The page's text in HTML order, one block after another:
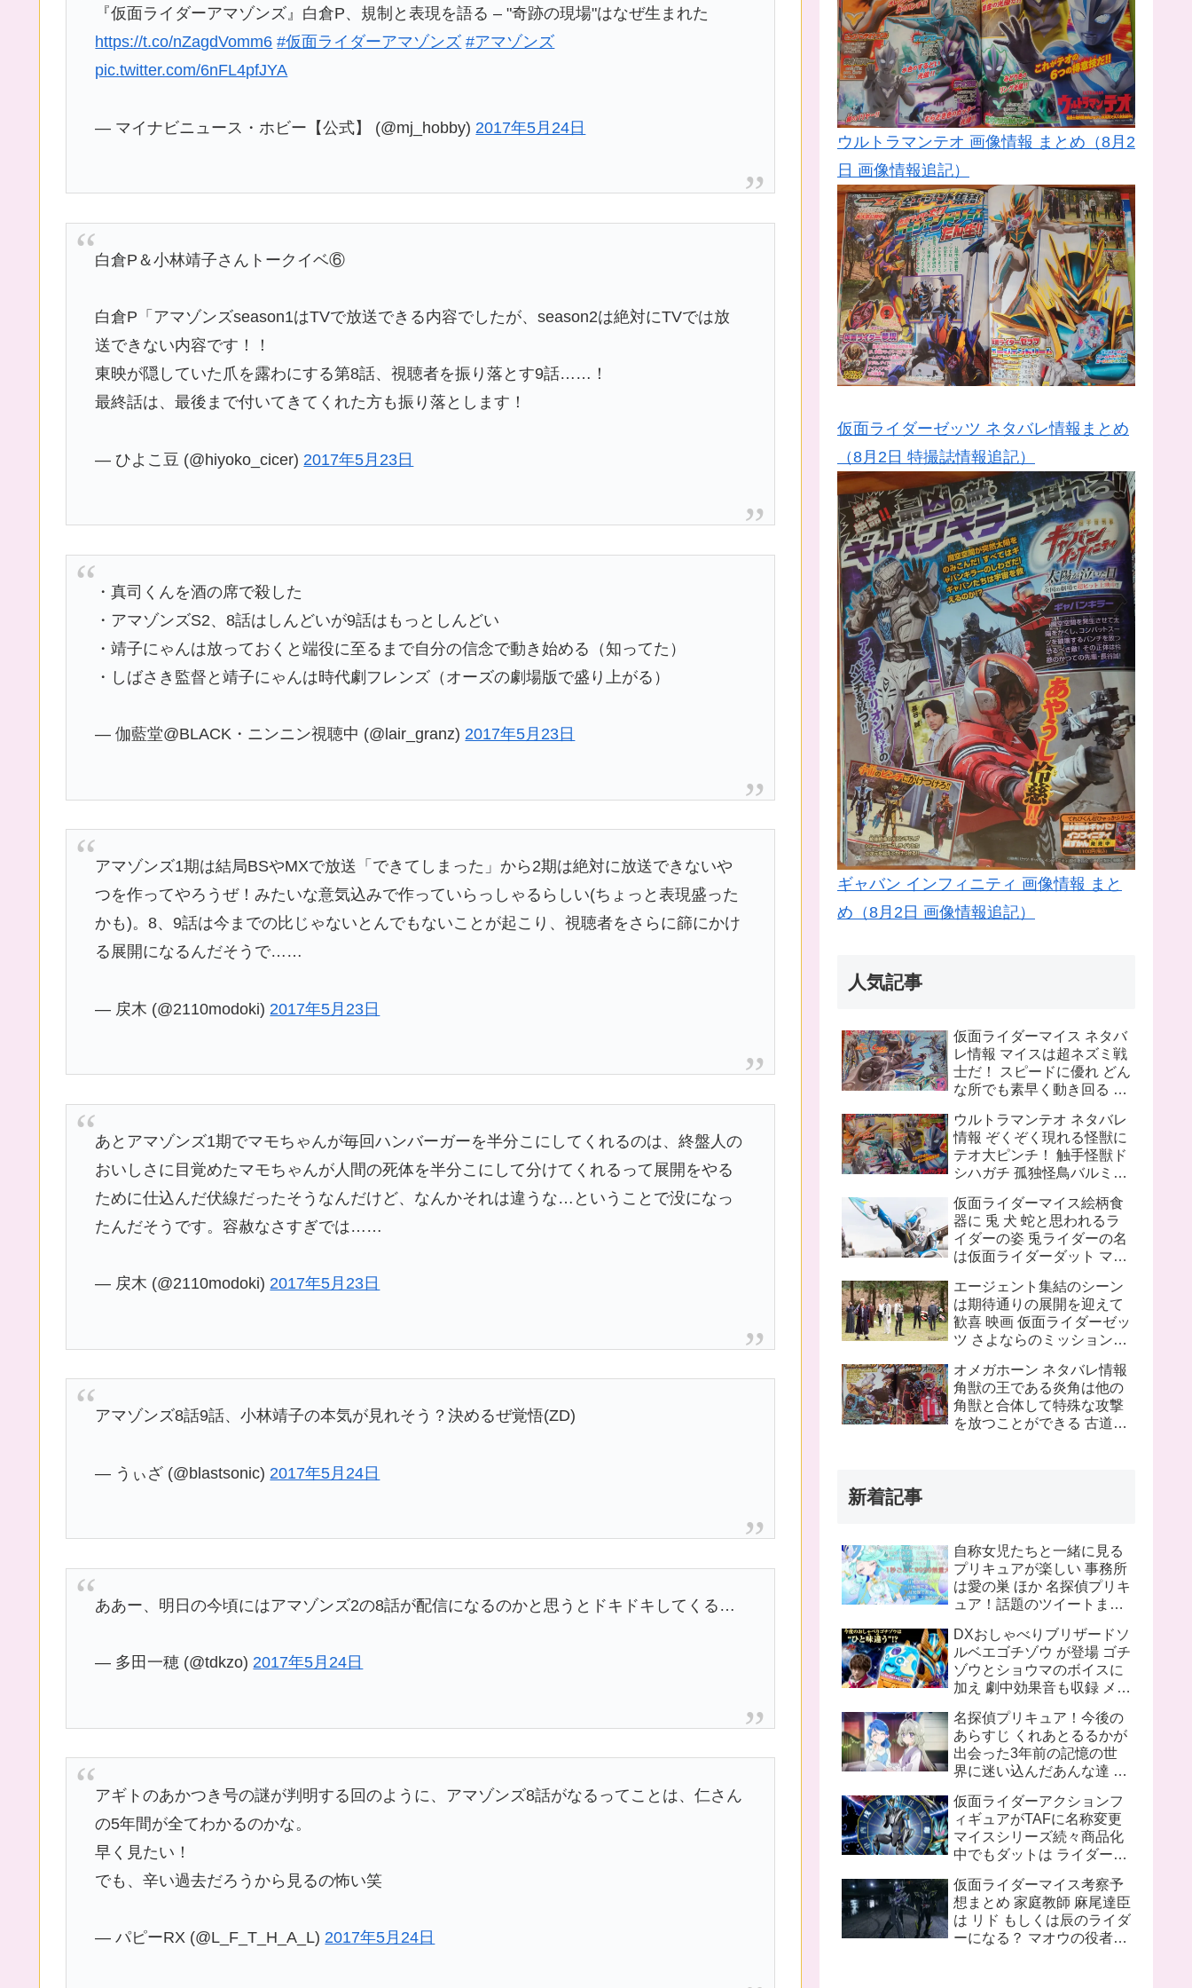
『仮面ライダーアマゾンズ』白倉P、規制と表現を語る – "奇跡の現場"はなぜ生まれた
https://t.co/nZagdVomm6 #仮面ライダーアマゾンズ #アマゾンズ
pic.twitter.com/6nFL4pfJYA
— マイナビニュース・ホビー【公式】 (@mj_hobby) 2017年5月24日
白倉P＆小林靖子さんトークイベ⑥
白倉P「アマゾンズseason1はTVで放送できる内容でしたが、season2は絶対にTVでは放
送できない内容です！！
東映が隠していた爪を露わにする第8話、視聴者を振り落とす9話……！
最終話は、最後まで付いてきてくれた方も振り落とします！
— ひよこ豆 (@hiyoko_cicer) 2017年5月23日
・真司くんを酒の席で殺した
・アマゾンズS2、8話はしんどいが9話はもっとしんどい
・靖子にゃんは放っておくと端役に至るまで自分の信念で動き始める（知ってた）
・しばさき監督と靖子にゃんは時代劇フレンズ（オーズの劇場版で盛り上がる）
— 伽藍堂@BLACK・ニンニン視聴中 (@lair_granz) 2017年5月23日
アマゾンズ1期は結局BSやMXで放送「できてしまった」から2期は絶対に放送できないや
つを作ってやろうぜ！みたいな意気込みで作っていらっしゃるらしい(ちょっと表現盛った
かも)。8、9話は今までの比じゃないとんでもないことが起こり、視聴者をさらに篩にかけ
る展開になるんだそうで……
— 戻木 (@2110modoki) 2017年5月23日
あとアマゾンズ1期でマモちゃんが毎回ハンバーガーを半分こにしてくれるのは、終盤人の
おいしさに目覚めたマモちゃんが人間の死体を半分こにして分けてくれるって展開をやる
ために仕込んだ伏線だったそうなんだけど、なんかそれは違うな…ということで没になっ
たんだそうです。容赦なさすぎでは……
— 戻木 (@2110modoki) 2017年5月23日
アマゾンズ8話9話、小林靖子の本気が見れそう？決めるぜ覚悟(ZD)
— うぃざ (@blastsonic) 2017年5月24日
ああー、明日の今頃にはアマゾンズ2の8話が配信になるのかと思うとドキドキしてくる…
— 多田一穂 (@tdkzo) 2017年5月24日
アギトのあかつき号の謎が判明する回のように、アマゾンズ8話がなるってことは、仁さん
の5年間が全てわかるのかな。
早く見たい！
でも、辛い過去だろうから見るの怖い笑
— パピーRX (@L_F_T_H_A_L) 2017年5月24日
ウルトラマンテオ 画像情報 まとめ（8月2
日 画像情報追記）
仮面ライダーゼッツ ネタバレ情報まとめ
（8月2日 特撮誌情報追記）
ギャバン インフィニティ 画像情報 まと
め（8月2日 画像情報追記）
人気記事
仮面ライダーマイス ネタバ
レ情報 マイスは超ネズミ戦
士だ！ スピードに優れ どん
な所でも素早く動き回る ラ
器は大剣マオウブレイド も
う一人の猫 リドはマオウの
為闘う
ウルトラマンテオ ネタバレ
情報 ぞくぞく現れる怪獣に
テオ大ピンチ！ 触手怪獣ド
シハガチ 孤独怪鳥バルミリ
ピンチにプッチーが巨大化
したぞ！
仮面ライダーマイス絵柄食
器に 兎 犬 蛇と思われるラ
イダーの姿 兎ライダーの名
は仮面ライダーダット マイ
タートルフレーム
エージェント集結のシーン
は期待通りの展開を迎えて
歓喜 映画 仮面ライダーゼッ
ツ さよならのミッションネ
オメガホーン ネタバレ情報
角獣の王である炎角は他の
角獣と合体して特殊な攻撃
を放つことができる 古道具
新着記事
自称女児たちと一緒に見る
プリキュアが楽しい 事務所
は愛の巣 ほか 名探偵プリキ
ュア！話題のツイートまと
DXおしゃべりブリザードソ
ルベエゴチゾウ が登場 ゴチ
ゾウとショウマのボイスに
加え 劇中効果音も収録 メタ
感も向上
名探偵プリキュア！今後の
あらすじ くれあとるるかが
出会った3年前の記憶の世
界に迷い込んだあんな達 ロ
務所所長花咲まふるは2人
に名探偵プリキュアになっ
て欲しいと語る
仮面ライダーアクションフ
ィギュアがTAFに名称変更
マイスシリーズ続々商品化
中でもダットは ライダーと
ながら ちゃんと女性的なシ
ルエットを再現していて魅
力的
仮面ライダーマイス考察予
想まとめ 家庭教師 麻尾達臣
は リド もしくは辰のライダ
ーになる？ マオウの役者は